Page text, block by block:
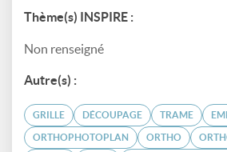
Thème(s) INSPIRE :
Non renseigné
Autre(s) :
GRILLE DÉCOUPAGE TRAME
ORTHOPHOTOPLAN ORTHO